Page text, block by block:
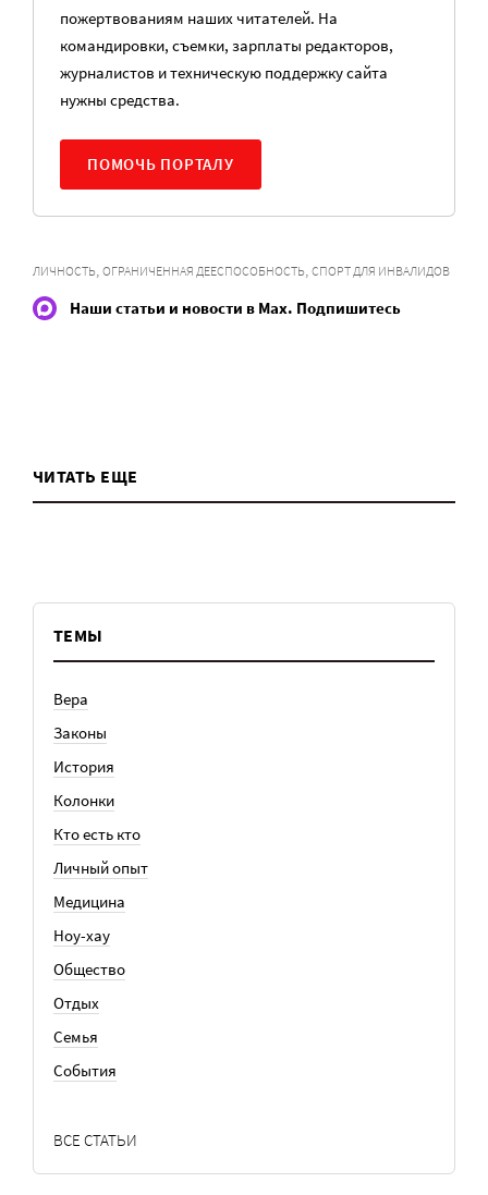
пожертвованиям наших читателей. На
командировки, съемки, зарплаты редакторов,
журналистов и техническую поддержку сайта
нужны средства.
ПОМОЧЬ ПОРТАЛУ
ЛИЧНОСТЬ ОГРАНИЧЕННАЯ ДЕЕСПОСОБНОСТЬ СПОРТ ДЛЯ ИНВАЛИДОВ
Наши статьи и новости в Max. Подпишитесь
ЧИТАТЬ ЕЩЕ
ТЕМЫ
Вера
Законы
История
Колонки
Кто есть кто
Личный опыт
Медицина
Ноу-хау
Общество
Отдых
Семья
События
ВСЕ СТАТЬИ